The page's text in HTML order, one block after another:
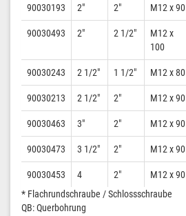
90030193 2″ 2″ M12 x 90
90030493 2″ 2 1/2″
M12 x
100
90030243 2 1/2″ 1 1/2″ M12 x 80
90030213 2 1/2″ 2″ M12 x 90
90030463 3″ 2″ M12 x 90
90030473 3 1/2″ 2″ M12 x 90
90030453 4 2″ M12 x 90
* Flachrundschraube / Schlossschraube
QB: Querbohrung